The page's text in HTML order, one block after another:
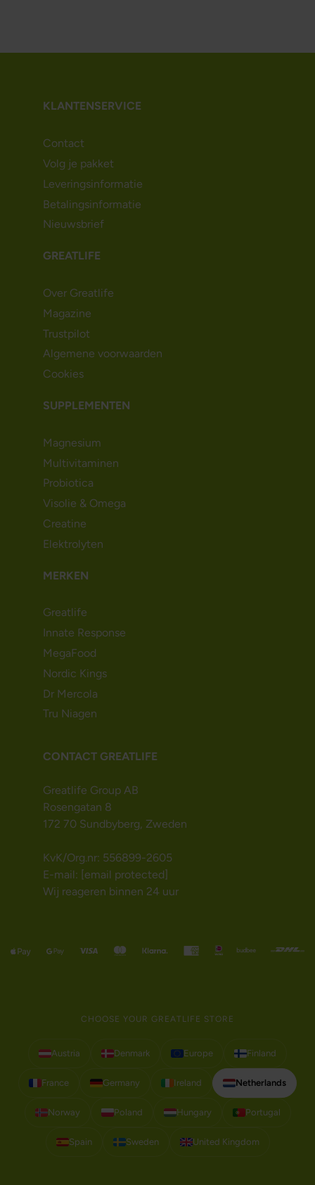
KLANTENSERVICE
Contact
Volg je pakket
Leveringsinformatie
Betalingsinformatie
Nieuwsbrief
GREATLIFE
Over Greatlife
Magazine
Trustpilot
Algemene voorwaarden
Cookies
SUPPLEMENTEN
Magnesium
Multivitaminen
Probiotica
Visolie & Omega
Creatine
Elektrolyten
MERKEN
Greatlife
Innate Response
MegaFood
Nordic Kings
Dr Mercola
Tru Niagen
CONTACT GREATLIFE
Greatlife Group AB
Rosengatan 8
172 70 Sundbyberg, Zweden
KvK/Org.nr: 556899-2605
E-mail: [email protected]
Wij reageren binnen 24 uur
CHOOSE YOUR GREATLIFE STORE
Austria Denmark Europe Finland
France Germany Ireland Netherlands
Norway Poland Hungary Portugal
Spain Sweden United Kingdom